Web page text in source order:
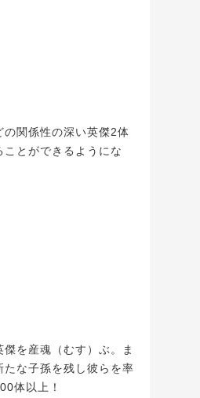
関係性の深い英傑2体
とができるようにな
を産魂（むす）ぶ。ま
な子孫を残し彼らを率
体以上！